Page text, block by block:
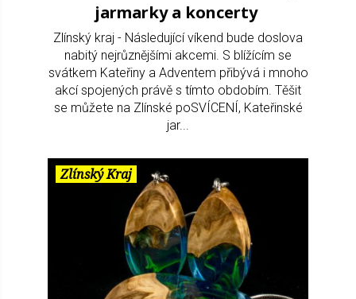
jarmarky a koncerty
Zlínský kraj - Následující víkend bude doslova
nabitý nejrůznějšími akcemi. S blížícím se
svátkem Kateřiny a Adventem přibývá i mnoho
akcí spojených právě s tímto obdobím. Těšit
se můžete na Zlínské poSVÍCENÍ, Kateřinské
jar...
Zlínský Kraj